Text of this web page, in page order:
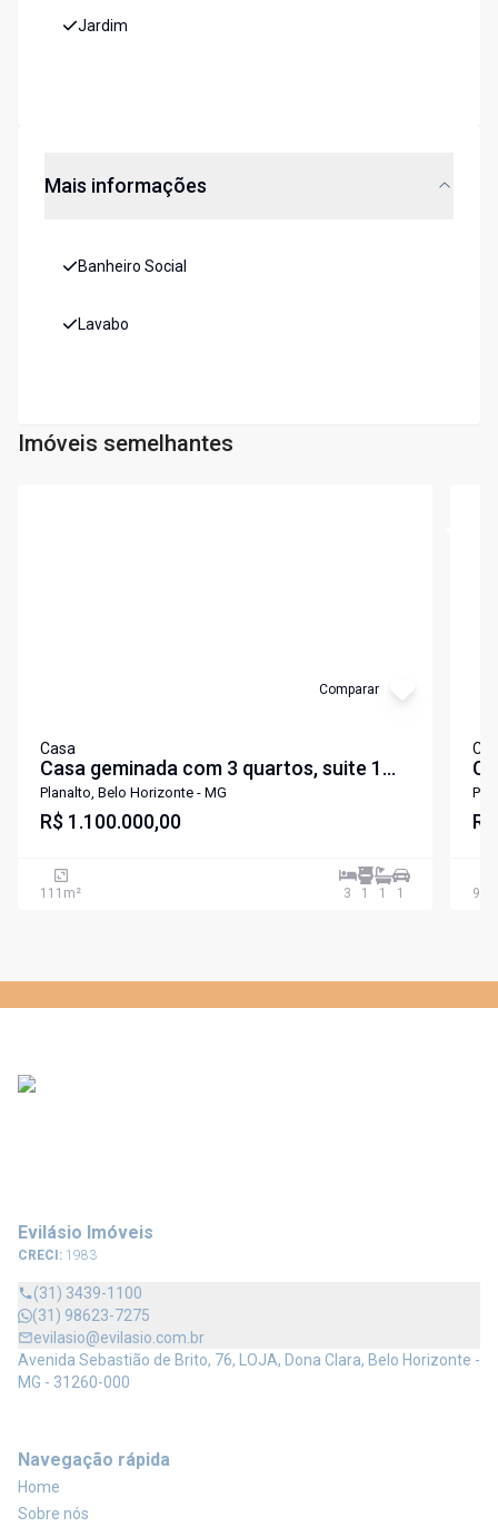
Jardim
Mais informações
Banheiro Social
Lavabo
Imóveis semelhantes
Comparar
Casa
Casa geminada com 3 quartos, suite 1
vaga no bairro Planalto
Planalto, Belo Horizonte - MG
R$ 1.100.000,00
111 m² 3 1 1 1 95
Evilásio Imóveis
CRECI: 1983
(31) 3439-1100
(31) 98623-7275
evilasio@evilasio.com.br
Avenida Sebastião de Brito, 76, LOJA, Dona Clara, Belo Horizonte -
MG - 31260-000
Navegação rápida
Home
Sobre nós